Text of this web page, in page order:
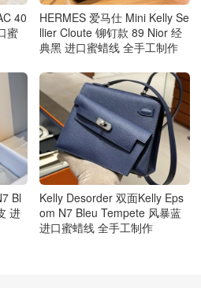
40
蜜
HERMES 爱马仕 Mini Kelly Se
llier Cloute 铆钉款 89 Nior 经
典黑 进口蜜蜡线 全手工制作
Bl
进
Kelly Desorder 双面Kelly Eps
om N7 Bleu Tempete 风暴蓝
进口蜜蜡线 全手工制作